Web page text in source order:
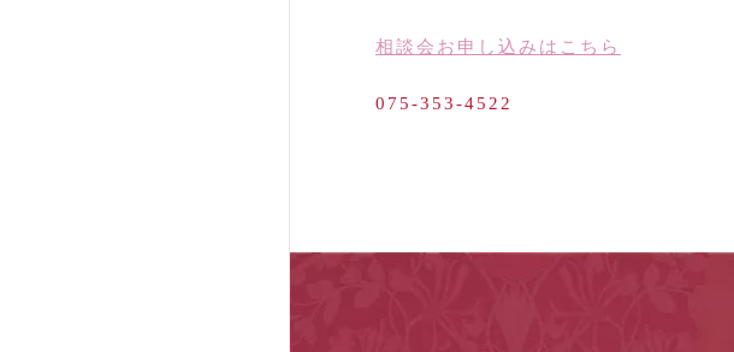
相談会お申し込みはこちら
075-353-4522